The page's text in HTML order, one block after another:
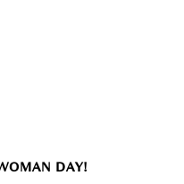
DAY!